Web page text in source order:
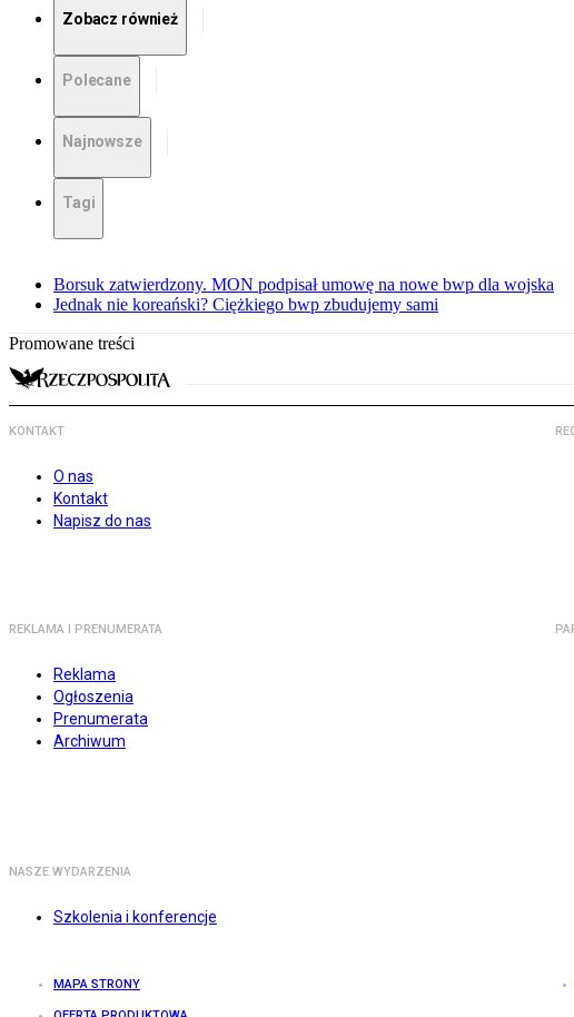
Zobacz również
Polecane
Najnowsze
Tagi
Borsuk zatwierdzony. MON podpisał umowę na nowe bwp dla wojska
Jednak nie koreański? Ciężkiego bwp zbudujemy sami
Promowane treści
KONTAKT
O nas
Kontakt
Napisz do nas
REKLAMA I PRENUMERATA
Reklama
Ogłoszenia
Prenumerata
Archiwum
NASZE WYDARZENIA
Szkolenia i konferencje
MAPA STRONY